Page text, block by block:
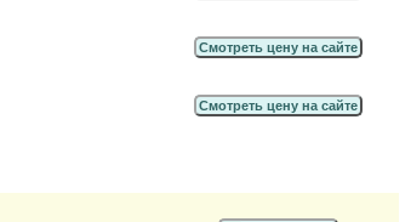
Смотреть цену на сайте
Смотреть цену на сайте